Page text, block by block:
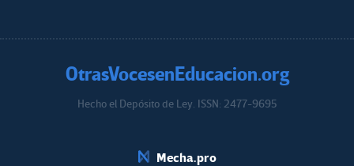
OtrasVocesenEducacion.org
Hecho el Depósito de Ley. ISSN: 2477-9695
Mecha.pro